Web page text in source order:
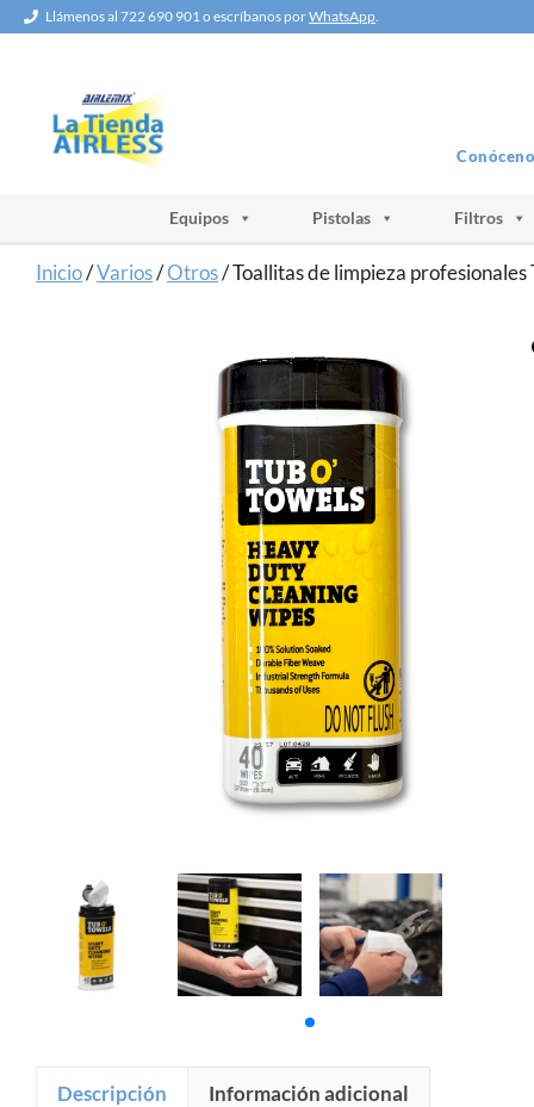
SaltarLlámenos al 722 690 901 o escríbanos porWhatsApp.
Equipos Pistolas Filtros
Inicio/Varios/Otros/ Toallitas de limpieza profesionales
Descripción Información adicional